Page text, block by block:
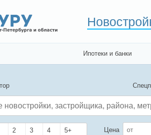
Ипотеки и банки
2 3 4 5+ Цена